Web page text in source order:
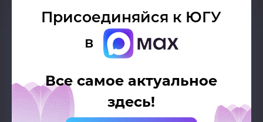
Присоединяйся к ЮГУ
в
Все самое актуальное
здесь!